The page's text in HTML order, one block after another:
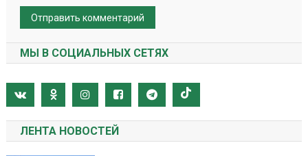
МЫ В СОЦИАЛЬНЫХ СЕТЯХ
ЛЕНТА НОВОСТЕЙ